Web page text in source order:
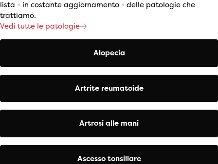
lista - in costante aggiornamento - delle patologie che
trattiamo.
Vedi tutte le patologie
Alopecia
Artrite reumatoide
Artrosi alle mani
Ascesso tonsillare